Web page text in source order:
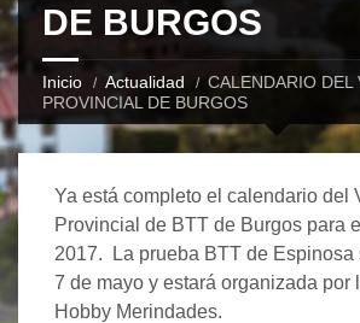
DE BURGOS
Inicio Actualidad
CALENDARIO DEL
PROVINCIAL DE BURGOS
Ya está completo el calendario del
Provincial de BTT de Burgos para
2017. La prueba BTT de Espinosa
7 de mayo y estará organizada por
Hobby Merindades.